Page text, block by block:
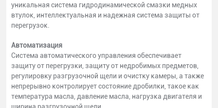
уникальная система гидродинамической смазки медных
втулок, интеллектуальная и надежная система защиты от
перегрузок.
Автоматизация
Система автоматического управления обеспечивает
защиту от перегрузки, защиту от недробимых предметов,
регулировку разгрузочной щели и очистку камеры, а также
непрерывно контролирует состояние дробилки, такое как
температура масла, давление масла, нагрузка двигателя и